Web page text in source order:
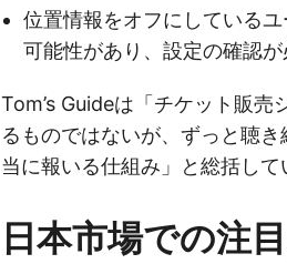
位置情報をオフにしている
可能性があり、設定の確認
Tom’s Guideは「チケット販売
るものではないが、ずっと聴
当に報いる仕組み」と総括して
日本市場での注